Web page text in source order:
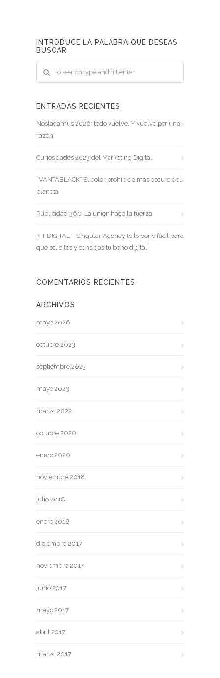
INTRODUCE LA PALABRA QUE DESEAS
BUSCAR
ENTRADAS RECIENTES
Nosladamus 2026: todo vuelve. Y vuelve por una
razón.
Curiosidades 2023 del Marketing Digital
“VANTABLACK” El color prohibido más oscuro del
planeta
Publicidad 360: La unión hace la fuerza
KIT DIGITAL – Singular Agency te lo pone fácil para
que solicites y consigas tu bono digital
COMENTARIOS RECIENTES
ARCHIVOS
mayo 2026
octubre 2023
septiembre 2023
mayo 2023
marzo 2022
octubre 2020
enero 2020
noviembre 2018
julio 2018
enero 2018
diciembre 2017
noviembre 2017
junio 2017
mayo 2017
abril 2017
marzo 2017